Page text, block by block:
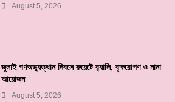
August 5, 2026
জুলাই গণঅভ্যুত্থান দিবসে রুয়েটে র‌্যালি, বৃক্ষরোপণ ও নানা
আয়োজন
August 5, 2026